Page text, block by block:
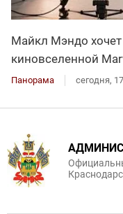
Майкл Мэндо
киновселенной
Панорама сегодня,